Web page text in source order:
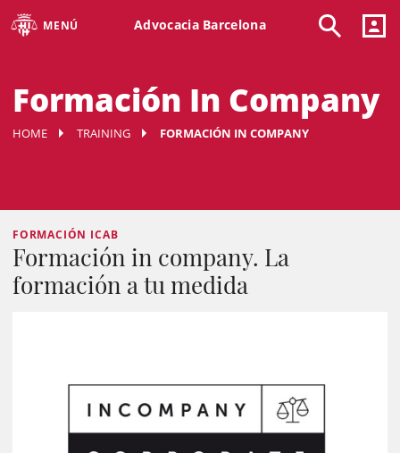
MENÚ Advocacia Barcelona
Formación In Company
HOME TRAINING FORMACIÓN IN COMPANY
FORMACIÓN ICAB
Formación in company. La
formación a tu medida